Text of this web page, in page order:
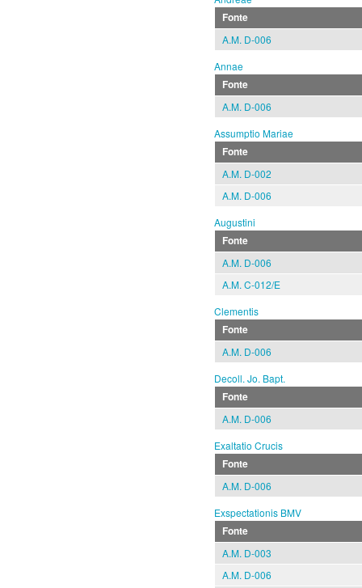
Fonte
A.M. D-006
Annae
Fonte
A.M. D-006
Assumptio Mariae
Fonte
A.M. D-002
A.M. D-006
Augustini
Fonte
A.M. D-006
A.M. C-012/E
Clementis
Fonte
A.M. D-006
Decoll. Jo. Bapt.
Fonte
A.M. D-006
Exaltatio Crucis
Fonte
A.M. D-006
Exspectationis BMV
Fonte
A.M. D-003
A.M. D-006